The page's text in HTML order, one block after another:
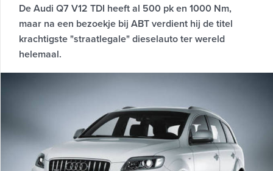
De Audi Q7 V12 TDI heeft al 500 pk en 1000 Nm,
maar na een bezoekje bij ABT verdient hij de titel
krachtigste "straatlegale" dieselauto ter wereld
helemaal.